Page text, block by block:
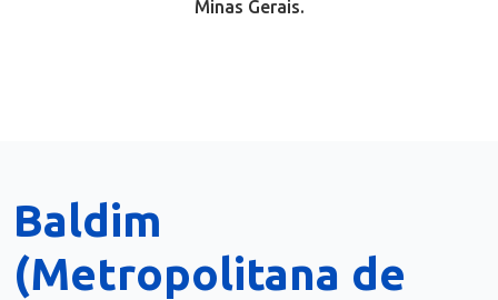
Minas Gerais.
Baldim
(Metropolitana de